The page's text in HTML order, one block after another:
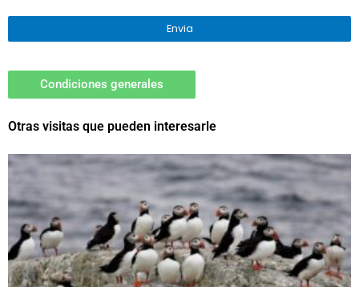
Condiciones generales
Otras visitas que pueden interesarle